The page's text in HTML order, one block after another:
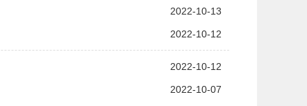
2022-10-13
2022-10-12
2022-10-12
2022-10-07